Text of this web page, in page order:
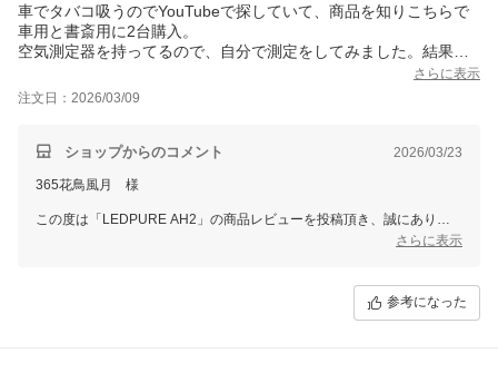
車でタバコ吸うのでYouTubeで探していて、商品を知りこちらで
車用と書斎用に2台購入。
空気測定器を持ってるので、自分で測定をしてみました。結果が
今まで空気清浄機はダイキン一択でしたので、商品届いたら測定
さらに表示
注文日：2026/03/09
ショップからのコメント 2026/03/23
365花鳥風月 様
この度は「LEDPURE AH2」の商品レビューを投稿頂き、誠にありが
ことで大変嬉しく思っております。また、LEDPURE AM1のご購入も
さらに表示
参考になった